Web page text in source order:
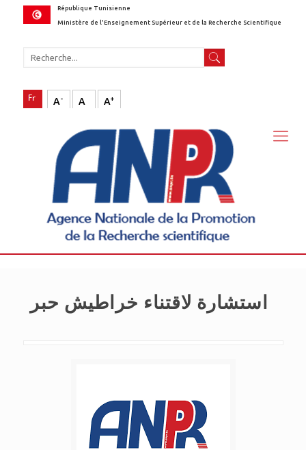
République Tunisienne
Ministère de l'Enseignement Supérieur et de la Recherche Scientifique
A- A A+
استشارة لاقتناء خراطيش حبر